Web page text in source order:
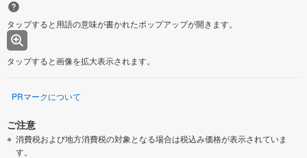
タップすると用語の意味が書かれたポップアップが開きます。
タップすると画像を拡大表示されます。
PRマークについて
ご注意
消費税および地方消費税の対象となる場合は税込み価格が表示されていま
す。